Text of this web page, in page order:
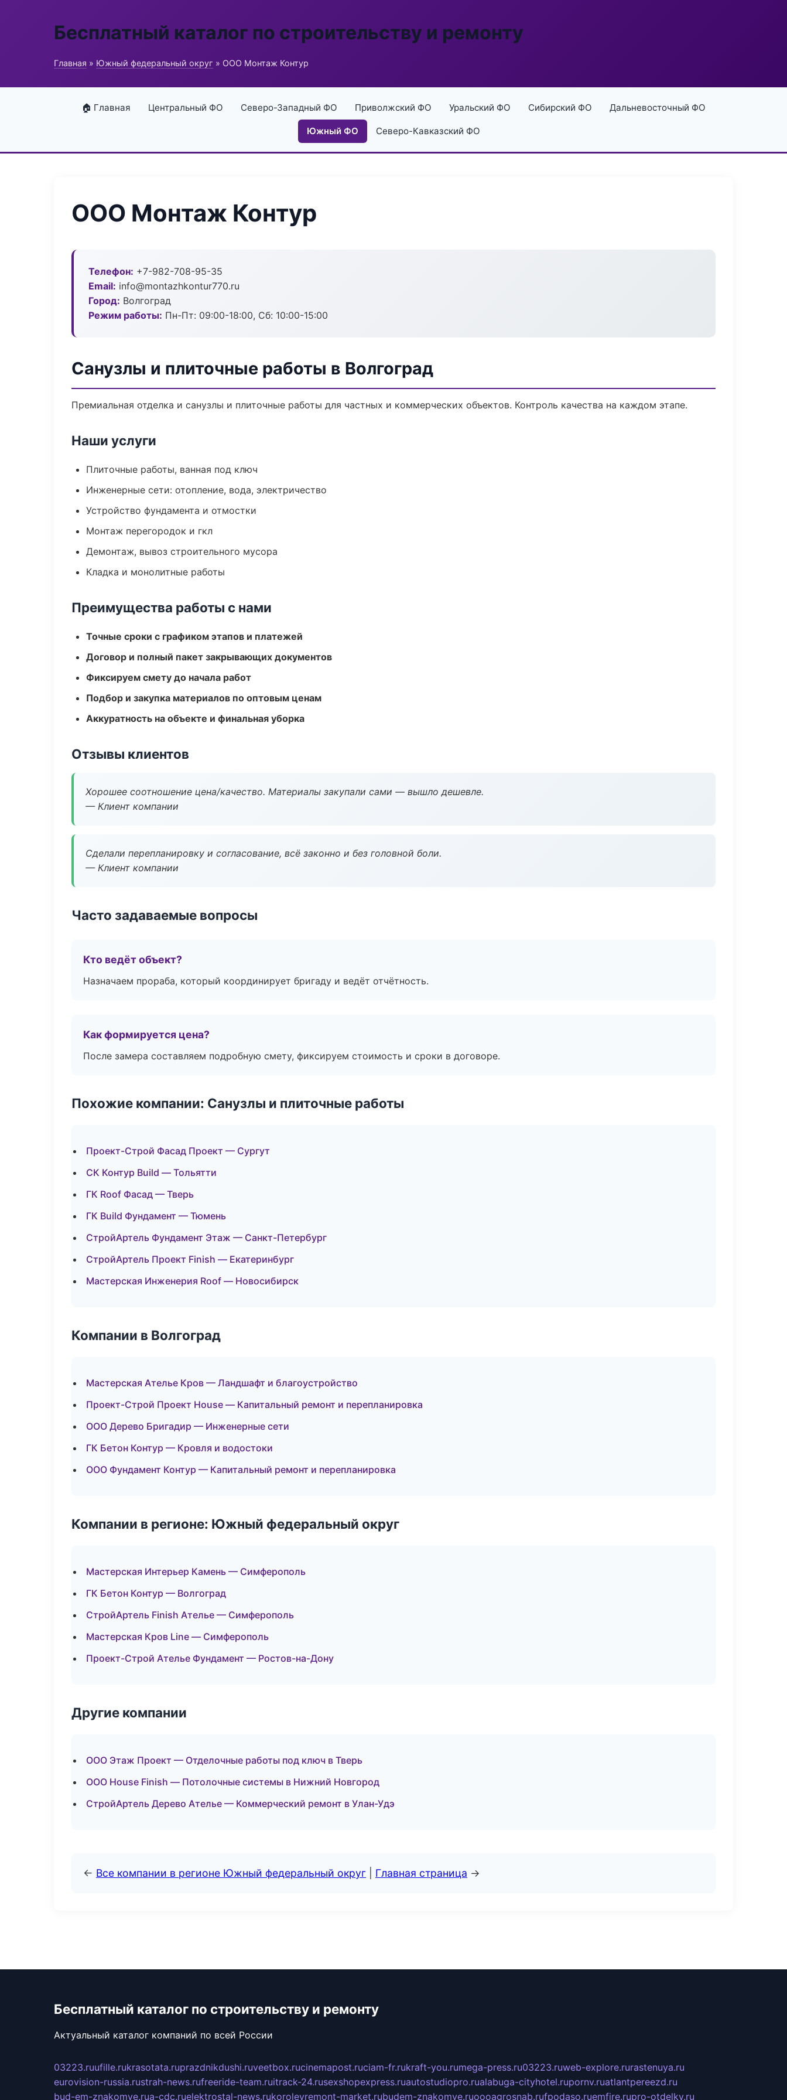
Бесплатный каталог по строительству и ремонту
Главная » Южный федеральный округ » ООО Монтаж Контур
🏠 Главная Центральный ФО Северо-Западный ФО Приволжский ФО Уральский ФО Сибирский ФО Дальневосточный ФО
Южный ФО Северо-Кавказский ФО
ООО Монтаж Контур
Телефон: +7-982-708-95-35
Email: info@montazhkontur770.ru
Город: Волгоград
Режим работы: Пн-Пт: 09:00-18:00, Сб: 10:00-15:00
Санузлы и плиточные работы в Волгоград
Премиальная отделка и санузлы и плиточные работы для частных и коммерческих объектов. Контроль качества на каждом этапе.
Наши услуги
Плиточные работы, ванная под ключ
Инженерные сети: отопление, вода, электричество
Устройство фундамента и отмостки
Монтаж перегородок и гкл
Демонтаж, вывоз строительного мусора
Кладка и монолитные работы
Преимущества работы с нами
Точные сроки с графиком этапов и платежей
Договор и полный пакет закрывающих документов
Фиксируем смету до начала работ
Подбор и закупка материалов по оптовым ценам
Аккуратность на объекте и финальная уборка
Отзывы клиентов
Хорошее соотношение цена/качество. Материалы закупали сами — вышло дешевле.
— Клиент компании
Сделали перепланировку и согласование, всё законно и без головной боли.
— Клиент компании
Часто задаваемые вопросы
Кто ведёт объект?
Назначаем прораба, который координирует бригаду и ведёт отчётность.
Как формируется цена?
После замера составляем подробную смету, фиксируем стоимость и сроки в договоре.
Похожие компании: Санузлы и плиточные работы
Проект-Строй Фасад Проект — Сургут
СК Контур Build — Тольятти
ГК Roof Фасад — Тверь
ГК Build Фундамент — Тюмень
СтройАртель Фундамент Этаж — Санкт-Петербург
СтройАртель Проект Finish — Екатеринбург
Мастерская Инженерия Roof — Новосибирск
Компании в Волгоград
Мастерская Ателье Кров — Ландшафт и благоустройство
Проект-Строй Проект House — Капитальный ремонт и перепланировка
ООО Дерево Бригадир — Инженерные сети
ГК Бетон Контур — Кровля и водостоки
ООО Фундамент Контур — Капитальный ремонт и перепланировка
Компании в регионе: Южный федеральный округ
Мастерская Интерьер Камень — Симферополь
ГК Бетон Контур — Волгоград
СтройАртель Finish Ателье — Симферополь
Мастерская Кров Line — Симферополь
Проект-Строй Ателье Фундамент — Ростов-на-Дону
Другие компании
ООО Этаж Проект — Отделочные работы под ключ в Тверь
ООО House Finish — Потолочные системы в Нижний Новгород
СтройАртель Дерево Ателье — Коммерческий ремонт в Улан-Удэ
← Все компании в регионе Южный федеральный округ Главная страница →
Бесплатный каталог по строительству и ремонту
Актуальный каталог компаний по всей России
03223.ruufille.rukrasotata.ruprazdnikdushi.ruveetbox.rucinemapost.ruciam-fr.rukraft-you.rumega-press.ru03223.ruweb-explore.rurastenuya.ru
eurovision-russia.rustrah-news.rufreeride-team.ruitrack-24.rusexshopexpress.ruautostudiopro.rualabuga-cityhotel.rupornv.ruatlantpereezd.ru
bud-em-znakomye.rua-cdc.ruelektrostal-news.rukorolevremont-market.rubudem-znakomye.ruoooagrosnab.rufpodaso.ruemfire.rupro-otdelky.ru